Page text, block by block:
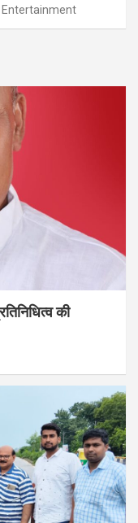
Entertainment
की